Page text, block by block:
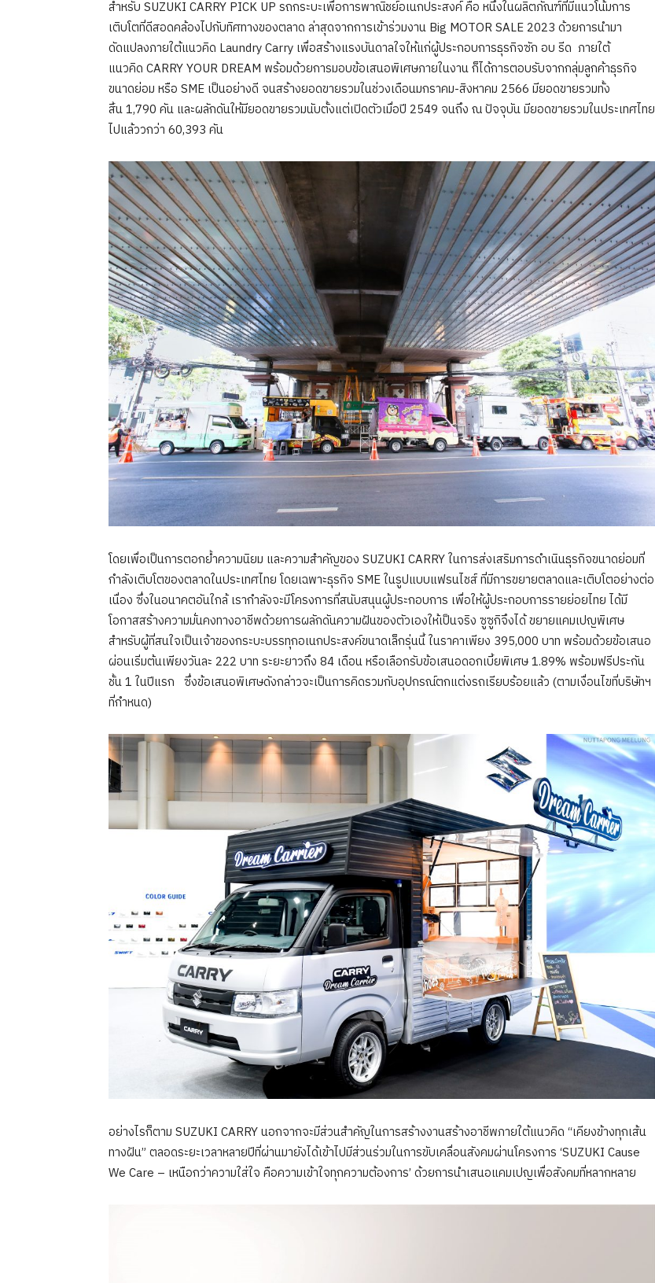
สำหรับ SUZUKI CARRY PICK UP รถกระบะเพื่อการพาณิชย์อเนกประสงค์ คือ หนึ่งในผลิตภัณฑ์ที่มีแนวโน้มการ
เติบโตที่ดีสอดคล้องไปกับทิศทางของตลาด ล่าสุดจากการเข้าร่วมงาน Big MOTOR SALE 2023 ด้วยการนำมา
ดัดแปลงภายใต้แนวคิด Laundry Carry เพื่อสร้างแรงบันดาลใจให้แก่ผู้ประกอบการธุรกิจซัก อบ รีด ภายใต้
แนวคิด CARRY YOUR DREAM พร้อมด้วยการมอบข้อเสนอพิเศษภายในงาน ก็ได้การตอบรับจากกลุ่มลูกค้าธุรกิจ
ขนาดย่อม หรือ SME เป็นอย่างดี จนสร้างยอดขายรวมในช่วงเดือนมกราคม-สิงหาคม 2566 มียอดขายรวมทั้ง
สิ้น 1,790 คัน และผลักดันให้มียอดขายรวมนับตั้งแต่เปิดตัวเมื่อปี 2549 จนถึง ณ ปัจจุบัน มียอดขายรวมในประเทศไทย
ไปแล้ววกว่า 60,393 คัน
โดยเพื่อเป็นการตอกย้ำความนิยม และความสำคัญของ SUZUKI CARRY ในการส่งเสริมการดำเนินธุรกิจขนาดย่อมที่
กำลังเติบโตของตลาดในประเทศไทย โดยเฉพาะธุรกิจ SME ในรูปแบบแฟรนไชส์ ที่มีการขยายตลาดและเติบโตอย่างต่อ
เนื่อง ซึ่งในอนาคตอันใกล้ เรากำลังจะมีโครงการที่สนับสนุนผู้ประกอบการ เพื่อให้ผู้ประกอบการรายย่อยไทย ได้มี
โอกาสสร้างความมั่นคงทางอาชีพด้วยการผลักดันความฝันของตัวเองให้เป็นจริง ซูซูกิจึงได้ ขยายแคมเปญพิเศษ
สำหรับผู้ที่สนใจเป็นเจ้าของกระบะบรรทุกอเนกประสงค์ขนาดเล็กรุ่นนี้ ในราคาเพียง 395,000 บาท พร้อมด้วยข้อเสนอ
ผ่อนเริ่มต้นเพียงวันละ 222 บาท ระยะยาวถึง 84 เดือน หรือเลือกรับข้อเสนอดอกเบี้ยพิเศษ 1.89% พร้อมฟรีประกัน
ชั้น 1 ในปีแรก ซึ่งข้อเสนอพิเศษดังกล่าวจะเป็นการคิดรวมกับอุปกรณ์ตกแต่งรถเรียบร้อยแล้ว (ตามเงื่อนไขที่บริษัทฯ
ที่กำหนด)
อย่างไรก็ตาม SUZUKI CARRY นอกจากจะมีส่วนสำคัญในการสร้างงานสร้างอาชีพภายใต้แนวคิด “เคียงข้างทุกเส้น
ทางฝัน” ตลอดระยะเวลาหลายปีที่ผ่านมายังได้เข้าไปมีส่วนร่วมในการขับเคลื่อนสังคมผ่านโครงการ ‘SUZUKI Cause
We Care – เหนือกว่าความใส่ใจ คือความเข้าใจทุกความต้องการ’ ด้วยการนำเสนอแคมเปญเพื่อสังคมที่หลากหลาย